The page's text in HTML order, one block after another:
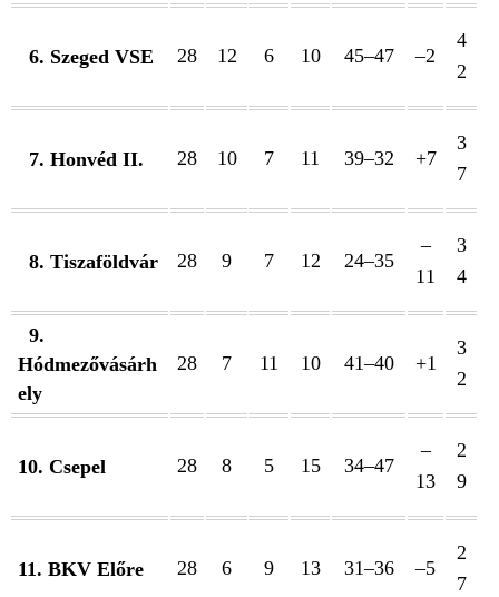
6. Szeged VSE 28 12 6 10 45–47 –2
4
2
7. Honvéd II. 28 10 7 11 39–32 +7
3
7
8. Tiszaföldvár 28 9 7 12 24–35
–
11
3
4
9.
Hódmezővásárh
ely
28 7 11 10 41–40 +1
3
2
10. Csepel 28 8 5 15 34–47
–
13
2
9
11. BKV Előre 28 6 9 13 31–36 –5
2
7